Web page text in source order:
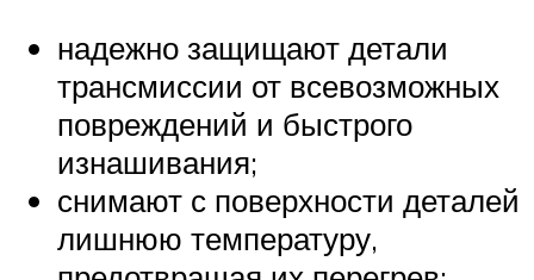
надежно защищают детали
трансмиссии от всевозможных
повреждений и быстрого
изнашивания;
снимают с поверхности деталей
лишнюю температуру,